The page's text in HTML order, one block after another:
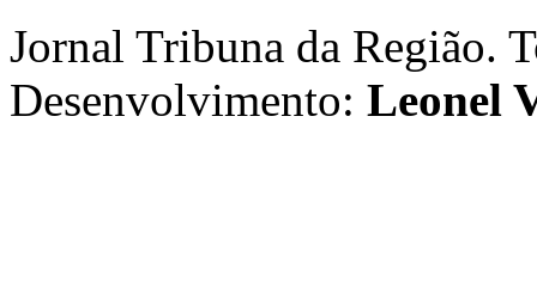
Jornal Tribuna da Região.
Desenvolvimento: Leonel